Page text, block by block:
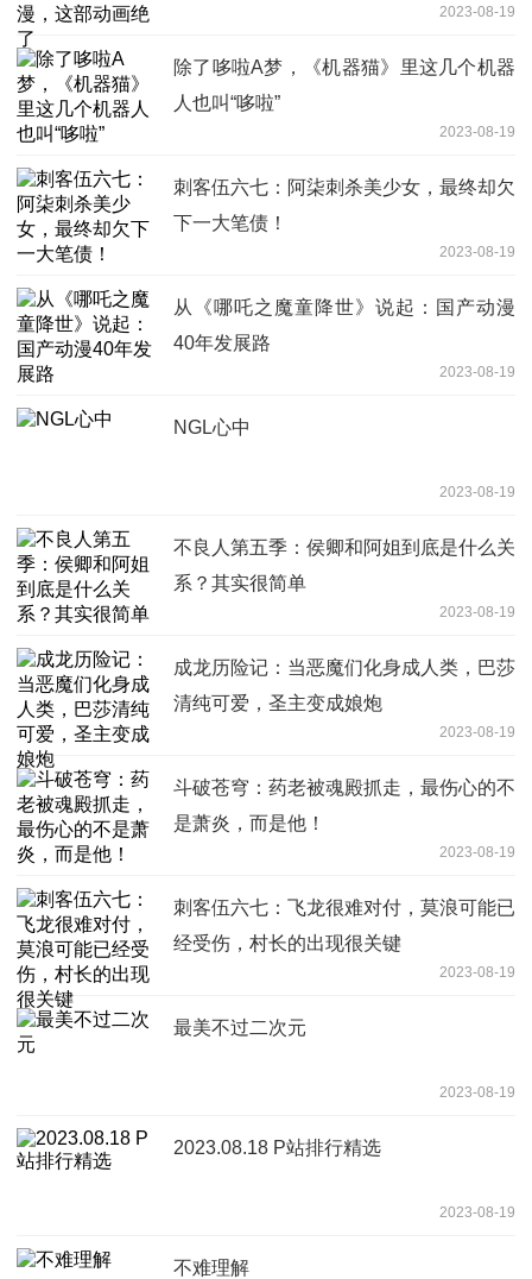
2023-08-19
除了哆啦A梦，《机器猫》里这几个机器
人也叫“哆啦”
2023-08-19
刺客伍六七：阿柒刺杀美少女，最终却欠
下一大笔债！
2023-08-19
从《哪吒之魔童降世》说起：国产动漫
40年发展路
2023-08-19
NGL心中
2023-08-19
不良人第五季：侯卿和阿姐到底是什么关
系？其实很简单
2023-08-19
成龙历险记：当恶魔们化身成人类，巴莎
清纯可爱，圣主变成娘炮
2023-08-19
斗破苍穹：药老被魂殿抓走，最伤心的不
是萧炎，而是他！
2023-08-19
刺客伍六七：飞龙很难对付，莫浪可能已
经受伤，村长的出现很关键
2023-08-19
最美不过二次元
2023-08-19
2023.08.18 P站排行精选
2023-08-19
不难理解